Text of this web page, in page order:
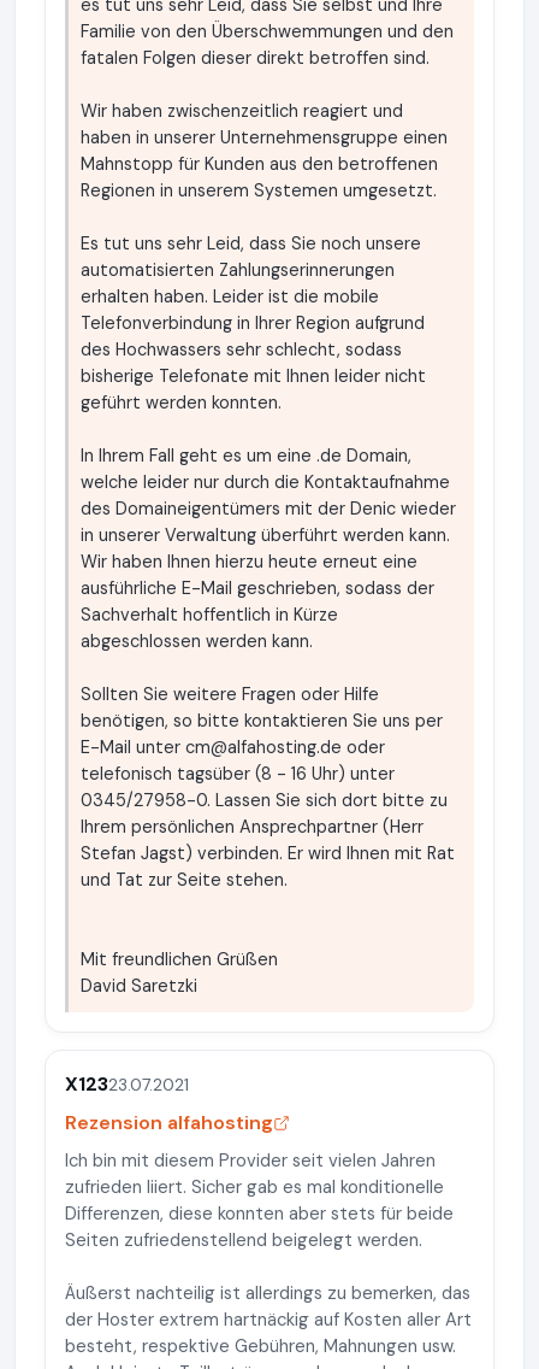
es tut uns sehr Leid, dass Sie selbst und Ihre
Familie von den Überschwemmungen und den
fatalen Folgen dieser direkt betroffen sind.
Wir haben zwischenzeitlich reagiert und
haben in unserer Unternehmensgruppe einen
Mahnstopp für Kunden aus den betroffenen
Regionen in unserem Systemen umgesetzt.
Es tut uns sehr Leid, dass Sie noch unsere
automatisierten Zahlungserinnerungen
erhalten haben. Leider ist die mobile
Telefonverbindung in Ihrer Region aufgrund
des Hochwassers sehr schlecht, sodass
bisherige Telefonate mit Ihnen leider nicht
geführt werden konnten.
In Ihrem Fall geht es um eine .de Domain,
welche leider nur durch die Kontaktaufnahme
des Domaineigentümers mit der Denic wieder
in unserer Verwaltung überführt werden kann.
Wir haben Ihnen hierzu heute erneut eine
ausführliche E-Mail geschrieben, sodass der
Sachverhalt hoffentlich in Kürze
abgeschlossen werden kann.
Sollten Sie weitere Fragen oder Hilfe
benötigen, so bitte kontaktieren Sie uns per
E-Mail unter cm@alfahosting.de oder
telefonisch tagsüber (8 - 16 Uhr) unter
0345/27958-0. Lassen Sie sich dort bitte zu
Ihrem persönlichen Ansprechpartner (Herr
Stefan Jagst) verbinden. Er wird Ihnen mit Rat
und Tat zur Seite stehen.
Mit freundlichen Grüßen
David Saretzki
X12323.07.2021
Rezension alfahosting
Ich bin mit diesem Provider seit vielen Jahren
zufrieden liiert. Sicher gab es mal konditionelle
Differenzen, diese konnten aber stets für beide
Seiten zufriedenstellend beigelegt werden.
Äußerst nachteilig ist allerdings zu bemerken, das
der Hoster extrem hartnäckig auf Kosten aller Art
besteht, respektive Gebühren, Mahnungen usw.